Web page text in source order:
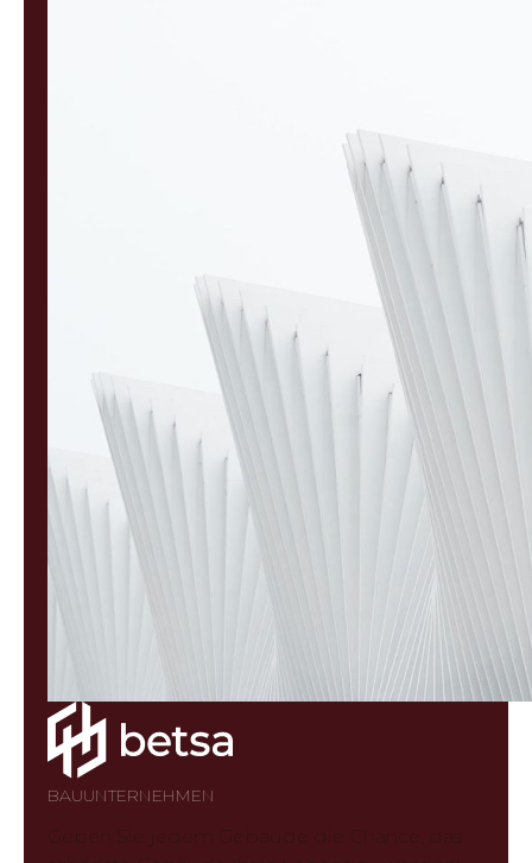
BAUUNTERNEHMEN
Geben Sie jedem Gebäude die Chance, das